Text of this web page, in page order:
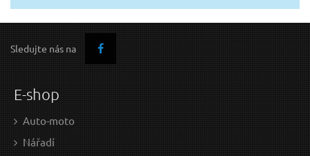
Sledujte nás na
E-shop
Auto-moto
Nářadí